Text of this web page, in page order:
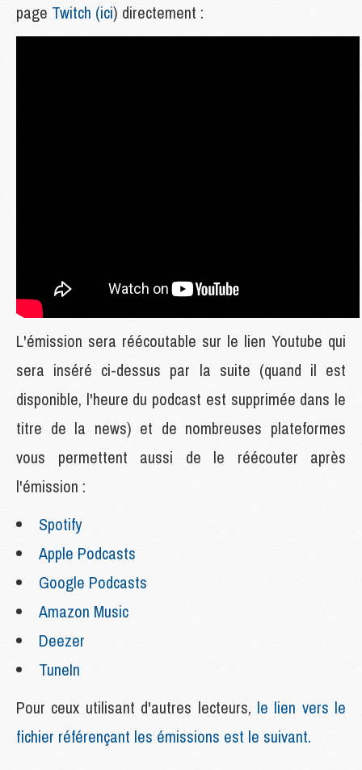
page Twitch (ici) directement :
L'émission sera réécoutable sur le lien Youtube qui
sera inséré ci-dessus par la suite (quand il est
disponible, l'heure du podcast est supprimée dans le
titre de la news) et de nombreuses plateformes
vous permettent aussi de le réécouter après
l'émission :
Spotify
Apple Podcasts
Google Podcasts
Amazon Music
Deezer
TuneIn
Pour ceux utilisant d'autres lecteurs, le lien vers le
fichier référençant les émissions est le suivant.